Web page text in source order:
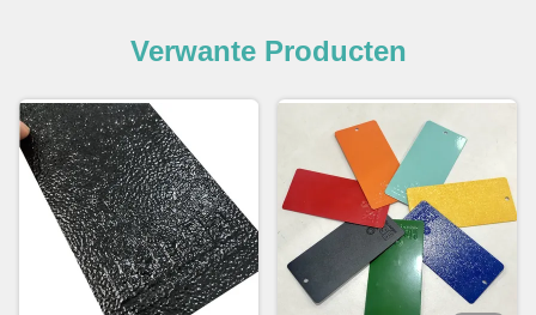
Verwante Producten